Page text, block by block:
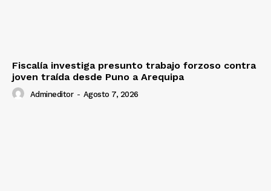
Fiscalía investiga presunto trabajo forzoso contra
joven traída desde Puno a Arequipa
Admineditor - Agosto 7, 2026